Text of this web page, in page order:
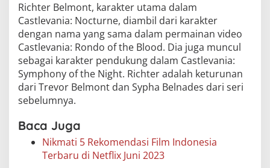
Richter Belmont, karakter utama dalam
Castlevania: Nocturne, diambil dari karakter
dengan nama yang sama dalam permainan video
Castlevania: Rondo of the Blood. Dia juga muncul
sebagai karakter pendukung dalam Castlevania:
Symphony of the Night. Richter adalah keturunan
dari Trevor Belmont dan Sypha Belnades dari seri
sebelumnya.
Baca Juga
Nikmati 5 Rekomendasi Film Indonesia
Terbaru di Netflix Juni 2023